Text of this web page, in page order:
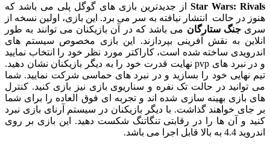
Star Wars:از جدیدترین بازی های گوگل پلی می باشد که
حالت انتشار نیافته به سر می برد. این بازی، اولین نسخه از
ستارگانمی باشد که در آن بازیکنان می توانند به طور
به نقش آفرینی بپردازند. این بازی مخصوص سیستم های
ساخته شده است، کاراکتر مورد نظر خود را انتخاب نمایید
و در نبرد های pvp نهایت قدرت خود را به دیگر بازیکنان نشان دهید.
خود را بسازید و در نبرد های حماسی شرکت نمایید. شما
در حالت تک نفره و سناریوی بازی نیز بازی کنید. کنترل
بهینه سازی شده اند و تجربه ای فوق العاده را برای شما
خواهند گذاشت. با دیگر بازیکنان در سیستم آرنای بازی نبرد
آن ها را در رقابتی تنگاتنگ شکست دهید. این بازی بر روی